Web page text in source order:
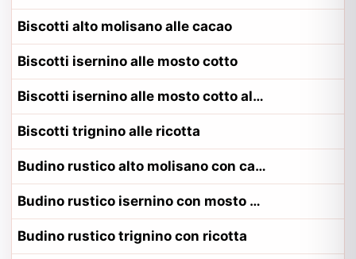
Biscotti alto molisano alle cacao
Biscotti isernino alle mosto cotto
Biscotti isernino alle mosto cotto alla contadina isernino
Biscotti trignino alle ricotta
Budino rustico alto molisano con cacao
Budino rustico isernino con mosto cotto
Budino rustico trignino con ricotta